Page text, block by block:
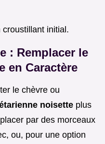
initial.
: Remplacer le
en Caractère
le chèvre ou
noisette plus
par des morceaux
ou, pour une option